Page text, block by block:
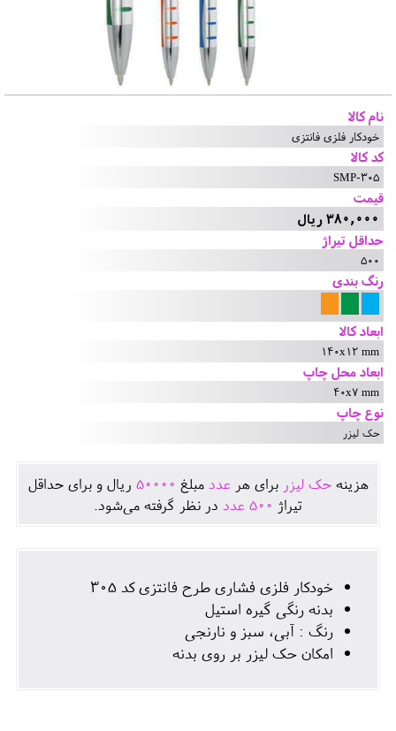
نام کالا
خودکار فلزی فانتزی
کد کالا
SMP-305
قیمت
380,000 ریال
حداقل تیراژ
500
رنگ بندی
ابعاد کالا
140x12 mm
ابعاد محل چاپ
40x7 mm
نوع چاپ
حک لیزر
هزينهحک لیزر برای هرعدد مبلغ 50000 ريال و برای حداقل
تيراژ 500 عدد در نظر گرفته می‌شود.
خودکار فلزی فشاری طرح فانتزی کد 305
بدنه رنگی گیره استیل
رنگ : آبی، سبز و نارنجی
امکان حک لیزر بر روی بدنه